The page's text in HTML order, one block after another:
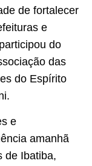
de fortalecer
e
do
das
do Espírito
e
amanhã
de Ibatiba,